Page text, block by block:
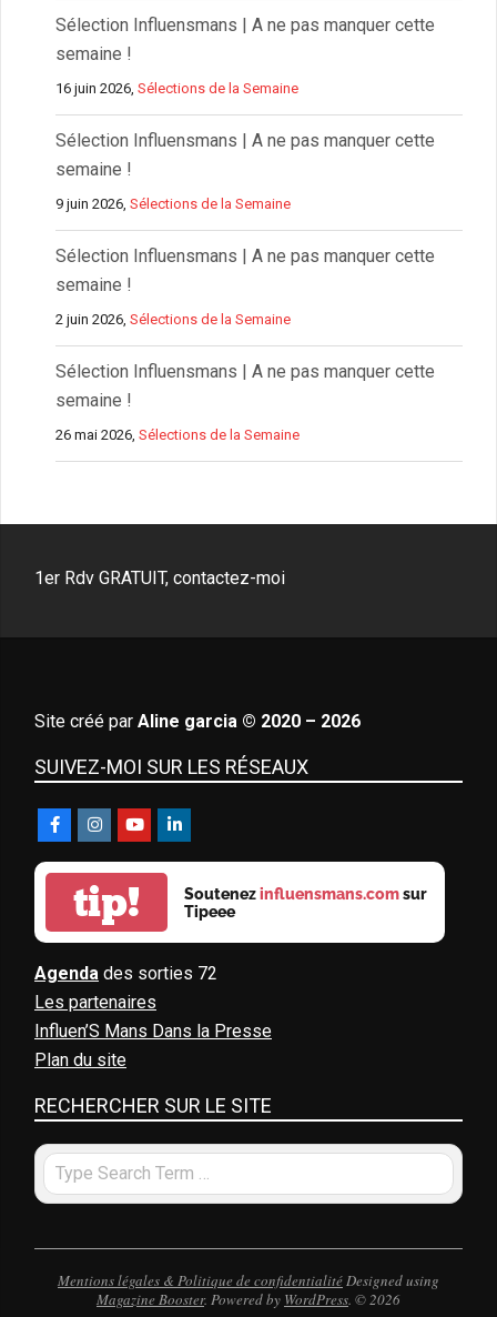
Sélection Influensmans | A ne pas manquer cette
semaine !
16 juin 2026,Sélections de la Semaine
Sélection Influensmans | A ne pas manquer cette
semaine !
9 juin 2026,Sélections de la Semaine
Sélection Influensmans | A ne pas manquer cette
semaine !
2 juin 2026,Sélections de la Semaine
Sélection Influensmans | A ne pas manquer cette
semaine !
26 mai 2026,Sélections de la Semaine
1er Rdv GRATUIT, contactez-moi
Site créé par Aline garcia © 2020 – 2026
SUIVEZ-MOI SUR LES RÉSEAUX
tip! Soutenezinfluensmans.comsur
Tipeee
Agenda des sorties 72
Les partenaires
Influen’S Mans Dans la Presse
Plan du site
RECHERCHER SUR LE SITE
Search
Mentions légales & Politique de confidentialitéDesigned using
Magazine Booster. Powered by WordPress. © 2026